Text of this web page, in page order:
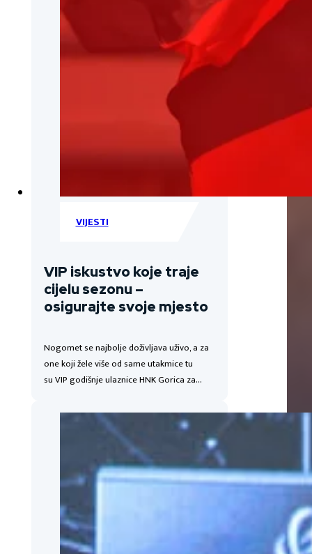
VIJESTI
VIP iskustvo koje traje
cijelu sezonu –
osigurajte svoje mjesto
Nogomet se najbolje doživljava uživo, a za
one koji žele više od same utakmice tu
su VIP godišnje ulaznice HNK Gorica za…